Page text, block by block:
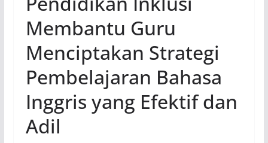
Membantu Guru
Menciptakan Strategi
Pembelajaran Bahasa
Inggris yang Efektif dan
Adil